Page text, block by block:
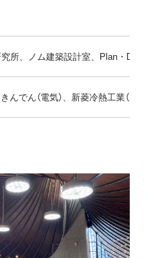
所、ノム建築設計室、Plan・Do
んでん（電気）、新菱冷熱工業（空調